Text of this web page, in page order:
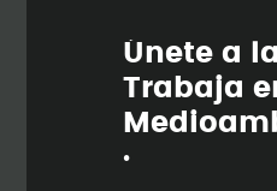
Únete a la
Trabaja e
Medioam
.